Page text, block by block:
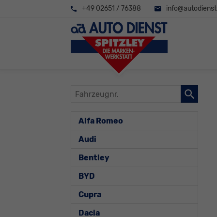
+49 02651 / 76388
Fahrzeugnr.
Alfa Romeo
Audi
Bentley
BYD
Cupra
Dacia